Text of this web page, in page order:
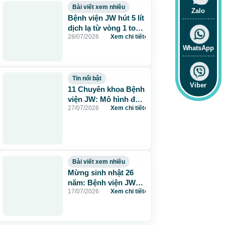
Bài viết xem nhiều
Bệnh viện JW hút 5 lít
dịch lạ từ vòng 1 to
115cm do tiêm mỡ
28/07/2026 Xem chi tiết›
Tin nổi bật
11 Chuyên khoa Bệnh
viện JW: Mô hình đa
khoa chuẩn Hàn chăm
27/07/2026 Xem chi tiết›
Bài viết xem nhiều
Mừng sinh nhật 26
năm: Bệnh viện JW
tặng 260 suất thẩm
17/07/2026 Xem chi tiết›
Zalo
WhatsApp
Viber